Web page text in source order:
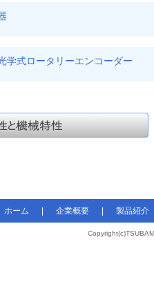
式ロータリーエンコーダー
ホーム 企業概要 製品紹介